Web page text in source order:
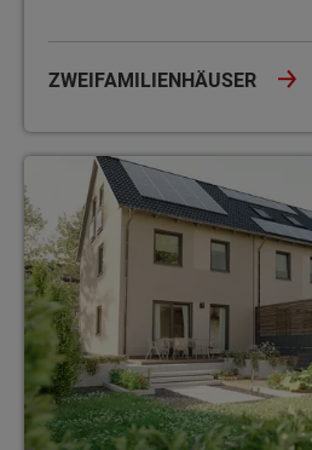
ZWEIFAMILIENHÄUSER
Raum für die ganze Familie - bei